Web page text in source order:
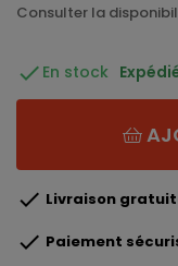
Consulter la
 En stock
 Livraison
 Paiement